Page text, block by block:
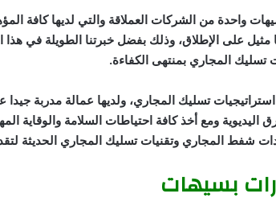
واحدة من الشركات العملاقة والتي لديها كافة
على الإطلاق، وذلك بفضل خبرتنا الطويلة في هذا
تسليك المجاري بمنتهى الكفاءة.
تسليك المجاري، ولديها عمالة مدربة جيدا
اليديوية ومع أخذ كافة احتياطات السلامة والوقاية
شفط المجاري وتقنيات تسليك المجاري الحديثة
بسيهات